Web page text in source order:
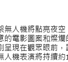
無人機將點亮夜
的電影圖案和燦爛
呈現在觀眾眼前
人機表演將持續約